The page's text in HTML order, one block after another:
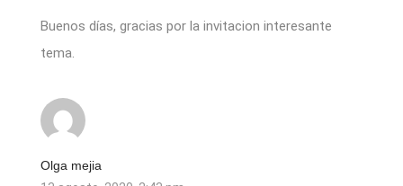
Buenos días, gracias por la invitacion interesante
tema.
Olga mejia